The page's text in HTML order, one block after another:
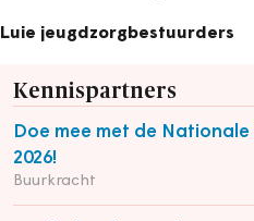
Luie jeugdzorgbestuurders
Kennispartners
Doe mee met de
2026!
Buurkracht